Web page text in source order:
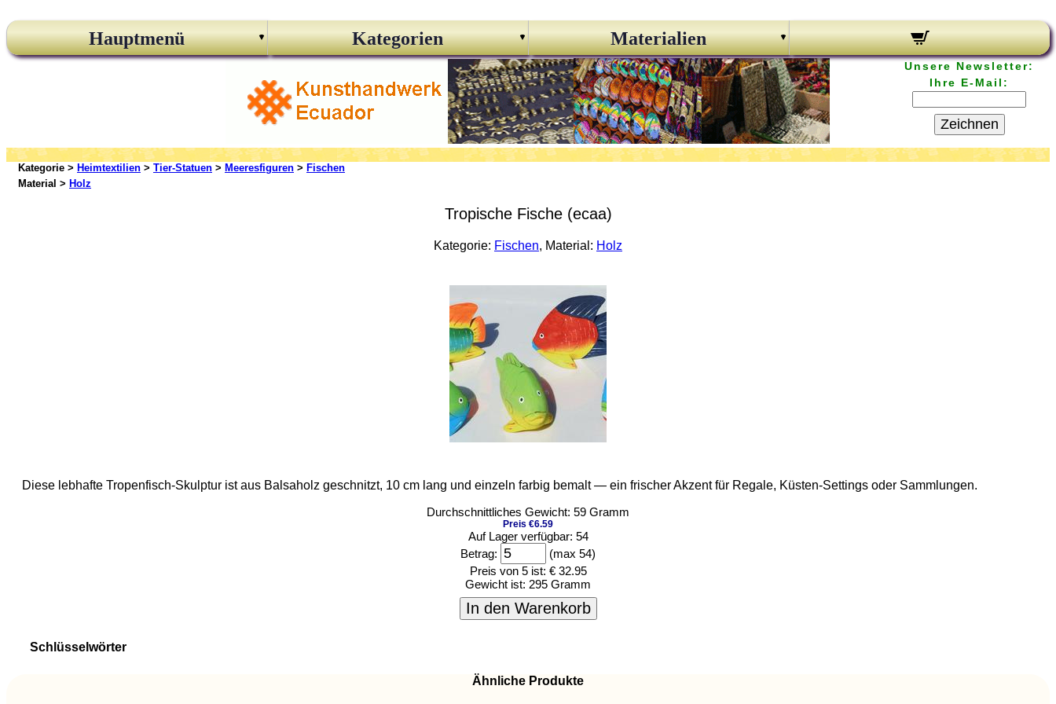
Hauptmenü Kategorien Materialien
Unsere Newsletter:
Ihre E-Mail:
Zeichnen
Kategorie > Heimtextilien > Tier-Statuen > Meeresfiguren > Fischen
Material > Holz
Tropische Fische (ecaa)
Kategorie: Fischen, Material: Holz
Diese lebhafte Tropenfisch-Skulptur ist aus Balsaholz geschnitzt, 10 cm lang und einzeln farbig bemalt — ein frischer Akzent für Regale, Küsten-Settings oder Sammlungen.
Durchschnittliches Gewicht: 59 Gramm
Preis €6.59
Auf Lager verfügbar: 54
Betrag:
(max 54)
Preis von 5 ist: € 32.95
Gewicht ist: 295 Gramm
In den Warenkorb
Schlüsselwörter
Ähnliche Produkte